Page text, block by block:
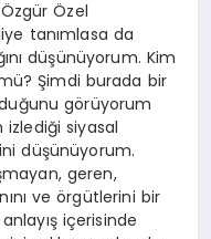
Özel
tanımlasa da
düşünüyorum. Kim
Şimdi burada bir
görüyorum
izlediği siyasal
düşünüyorum.
geren,
ve örgütlerini bir
içerisinde